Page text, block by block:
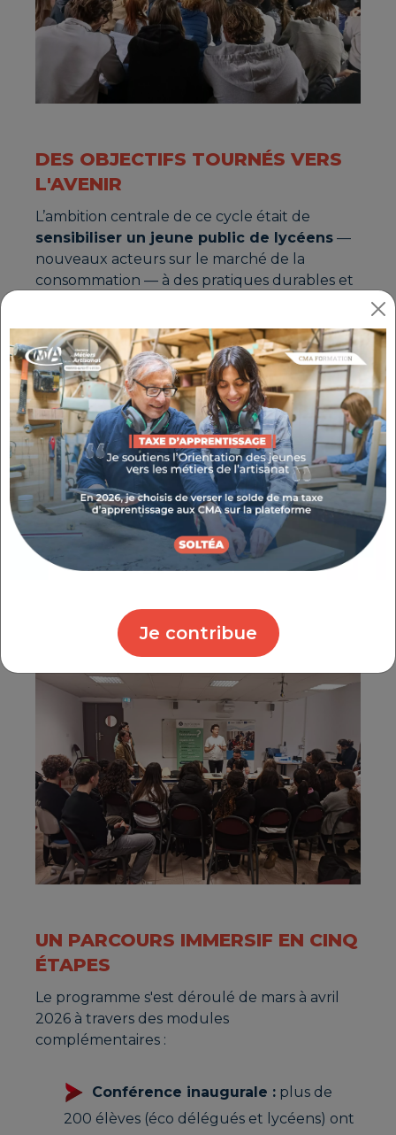
Je contribue
DES OBJECTIFS TOURNÉS VERS
L'AVENIR
L’ambition centrale de ce cycle était de
sensibiliser un jeune public de lycéens —
nouveaux acteurs sur le marché de la
consommation — à des pratiques durables et
Le projet a ciblé prioritairementle textile et
les objets électroniques: ces produits, au
cœur du mode de vie et de la consommation
des jeunes, figurent parmi les plus polluants
à l'échelle mondiale. L’objectif est de les
encourager à privilégier la réparation et le
réemploi plutôt que l'achat neuf pour ces
équipements à fort impact
environnemental, tout en leur faisant
découvrir
les acteurs économiques locaux
UN PARCOURS IMMERSIF EN CINQ
ÉTAPES
Le programme s'est déroulé de mars à avril
2026 à travers des modules
complémentaires :
Conférence inaugurale : plus de
200 élèves (éco délégués et lycéens) ont